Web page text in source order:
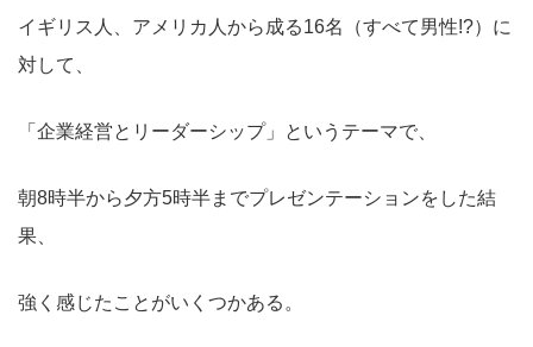
イギリス人、アメリカ人から成る16名（すべて男性!?）に
対して、
「企業経営とリーダーシップ」というテーマで、
朝8時半から夕方5時半までプレゼンテーションをした結
果、
強く感じたことがいくつかある。